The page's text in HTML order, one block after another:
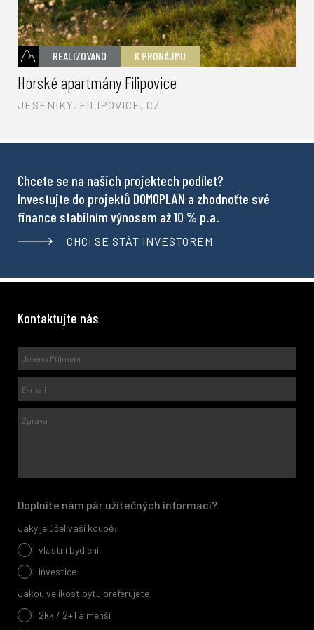
REALIZOVÁNO K PRONÁJMU
Horské apartmány Filipovice
JESENÍKY, FILIPOVICE, CZ
Chcete se na našich projektech podílet?
Investujte do projektů DOMOPLAN a zhodnoťte své
finance stabilním výnosem až 10 % p.a.
CHCI SE STÁT INVESTOREM
Kontaktujte nás
Doplníte nám pár užitečných informací?
Jaký je účel vaší koupě:
vlastní bydlení
investice
Jakou velikost bytu preferujete:
2kk / 2+1 a menší